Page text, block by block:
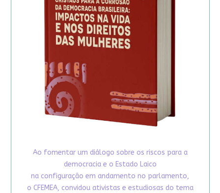
Ao fomentar um diálogo sobre os riscos para a
democracia e o Estado Laico
na configuração em andamento no parlamento,
o CFEMEA, convidou ativistas e estudiosas do tema